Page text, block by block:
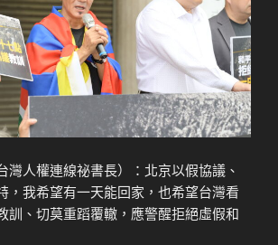
灣人權連線祕書長）：北京以假協議、
，我希望有一天能回家，也希望台灣看
訓、切莫重蹈覆轍，應警醒拒絕虛假和